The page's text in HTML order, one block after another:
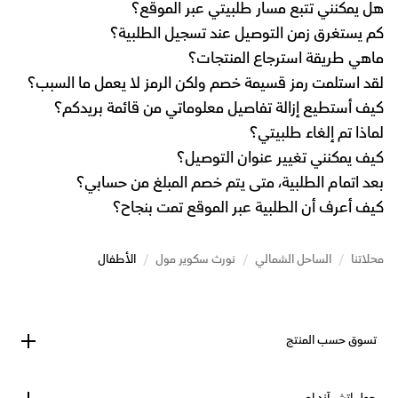
هل يمكنني تتبع مسار طلبيتي عبر الموقع؟
كم يستغرق زمن التوصيل عند تسجيل الطلبية؟
ماهي طريقة استرجاع المنتجات؟
لقد استلمت رمز قسيمة خصم ولكن الرمز لا يعمل ما السبب؟
كيف أستطيع إزالة تفاصيل معلوماتي من قائمة بريدكم؟
لماذا تم إلغاء طلبيتي؟
كيف يمكنني تغيير عنوان التوصيل؟
بعد اتمام الطلبية، متى يتم خصم المبلغ من حسابي؟
كيف أعرف أن الطلبية عبر الموقع تمت بنجاح؟
محلاتنا / الساحل الشمالي / نورث سكوير مول / الأطفال
تسوق حسب المنتج